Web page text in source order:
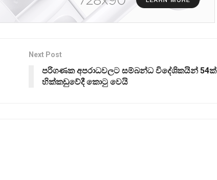
Next Post
පරිගණක අපරාධවලට සම්බන්ධ විදේශිකයින් 54ක්
හික්කඩුවේදී කොටු වෙයි